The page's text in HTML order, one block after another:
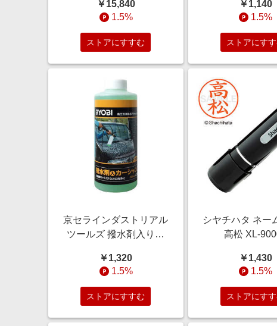
￥15,840
1.5%
ストアにすすむ
￥1,140
1.5%
ストアにす
京セラインダストリアル
ツールズ 撥水剤入りカ
￥1,320
1.5%
ストアにすすむ
シヤチハタ ネー
高松 XL-
￥1,430
1.5%
ストアにす